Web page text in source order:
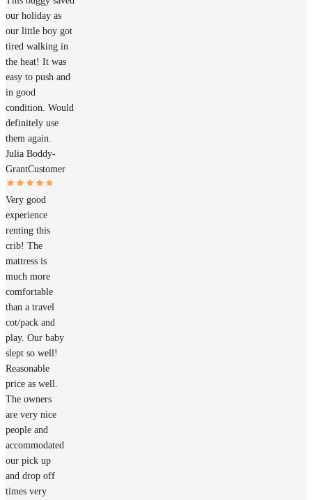
our holiday as
our little boy got
tired walking in
the heat! It was
easy to push and
in good
condition. Would
definitely use
them again.
Julia Boddy-
GrantCustomer
Very good
experience
renting this
crib! The
mattress is
much more
comfortable
than a travel
cot/pack and
play. Our baby
slept so well!
Reasonable
price as well.
The owners
are very nice
people and
accommodated
our pick up
and drop off
times very